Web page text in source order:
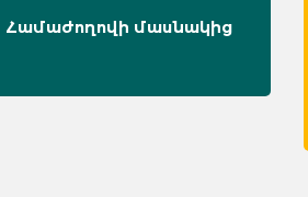
Համաժողովի մասնակից